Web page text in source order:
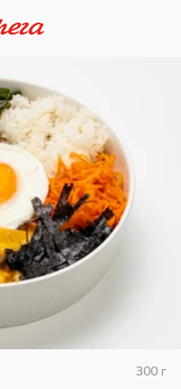
300 г